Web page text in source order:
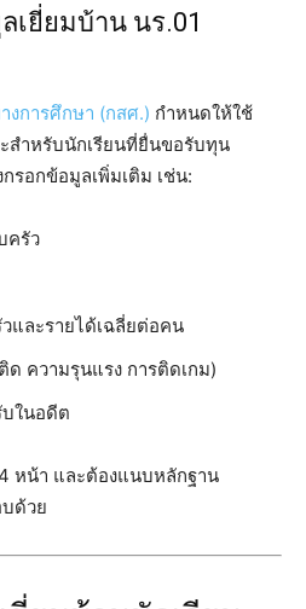
ยี่ยมบ้าน นร.01
งการศึกษา (กสศ.) กำหนดให้ใช้
สำหรับนักเรียนที่ยื่นขอรับทุน
รอกข้อมูลเพิ่มเติม เช่น:
ครัว
และรายได้เฉลี่ยต่อคน
ด ความรุนแรง การติดเกม)
บในอดีต
หน้า และต้องแนบหลักฐาน
ด้วย